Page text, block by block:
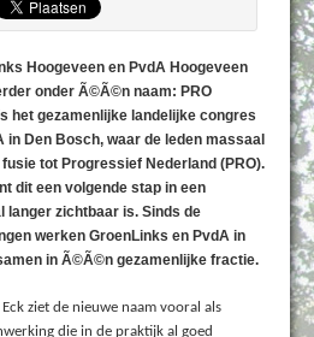
Hoogeveen en PvdA Hoogeveen
onder Ã©Ã©n naam: PRO
het gezamenlijke landelijke congres
in Den Bosch, waar de leden massaal
tot Progressief Nederland (PRO).
dit een volgende stap in een
langer zichtbaar is. Sinds de
werken GroenLinks en PvdA in
in Ã©Ã©n gezamenlijke fractie.
ziet de nieuwe naam vooral als
die in de praktijk al goed